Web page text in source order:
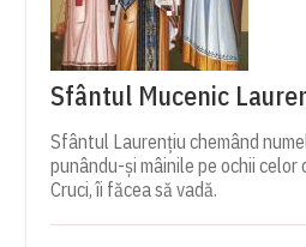
Sfântul Mucenic
Sfântul Laurențiu chemând
punându-și mâinile pe ochii celor
Cruci, îi făcea să vadă.